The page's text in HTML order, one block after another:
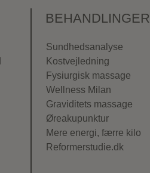
BEHANDLINGER
Sundhedsanalyse
Kostvejledning
Fysiurgisk massage
Wellness Milan
Graviditets massage
Øreakupunktur
Mere energi, færre kilo
Reformerstudie.dk